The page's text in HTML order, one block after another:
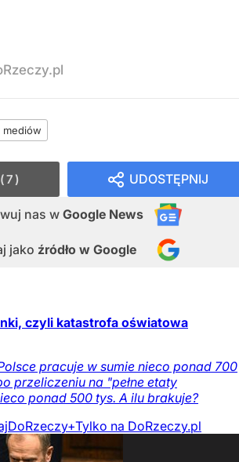
mediów
UDOSTĘPNIJ
nas w Google News
jako źródło w Google
7
czyli katastrofa oświatowa
pracuje w sumie nieco ponad 700
przeliczeniu na "pełne etaty
ponad 500 tys. A ilu brakuje?
DoRzeczy+Tylko na DoRzeczy.pl